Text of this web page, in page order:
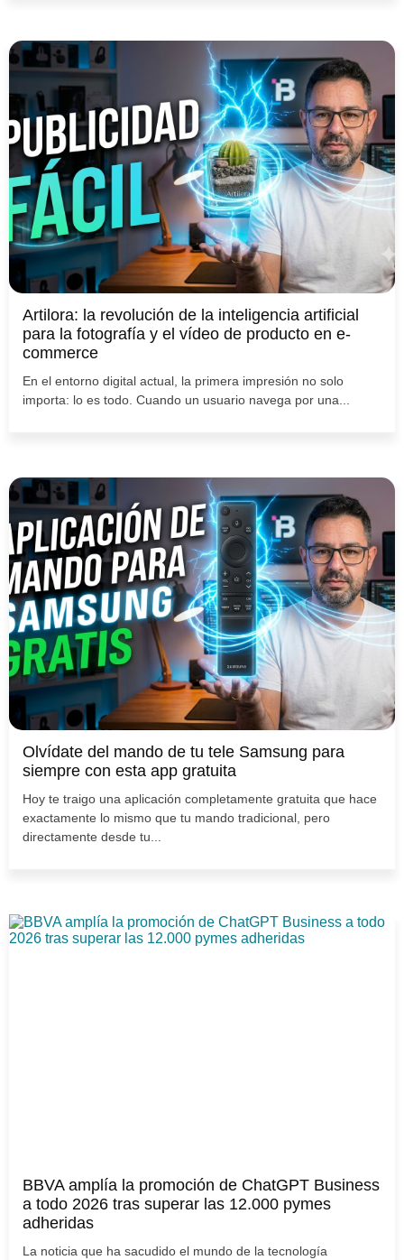
Artilora: la revolución de la inteligencia artificial
para la fotografía y el vídeo de producto en e-
commerce
En el entorno digital actual, la primera impresión no solo
importa: lo es todo. Cuando un usuario navega por una...
Olvídate del mando de tu tele Samsung para
siempre con esta app gratuita
Hoy te traigo una aplicación completamente gratuita que hace
exactamente lo mismo que tu mando tradicional, pero
directamente desde tu...
BBVA amplía la promoción de ChatGPT Business
a todo 2026 tras superar las 12.000 pymes
adheridas
La noticia que ha sacudido el mundo de la tecnología